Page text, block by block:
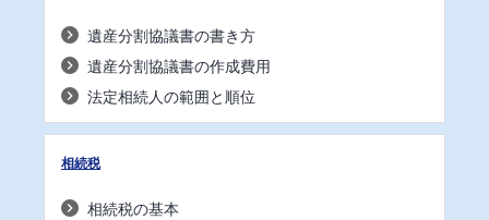
遺産分割協議書の書き方
遺産分割協議書の作成費用
法定相続人の範囲と順位
相続税
相続税の基本